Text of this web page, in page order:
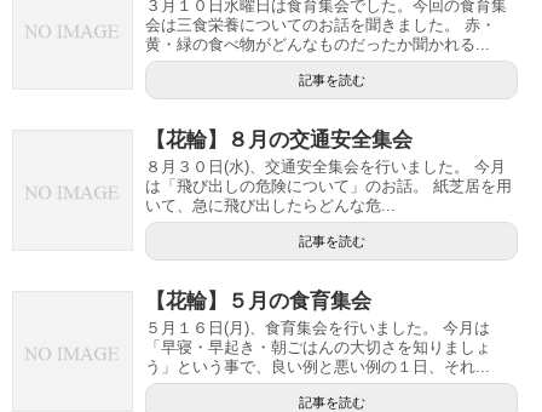
３月１０日水曜日は食育集会でした。今回の食育集
会は三食栄養についてのお話を聞きました。 赤・
黄・緑の食べ物がどんなものだったか聞かれる...
記事を読む
【花輪】８月の交通安全集会
８月３０日(水)、交通安全集会を行いました。 今月
は「飛び出しの危険について」のお話。 紙芝居を用
いて、急に飛び出したらどんな危...
記事を読む
【花輪】５月の食育集会
５月１６日(月)、食育集会を行いました。 今月は
「早寝・早起き・朝ごはんの大切さを知りましょ
う」という事で、良い例と悪い例の１日、それ...
記事を読む